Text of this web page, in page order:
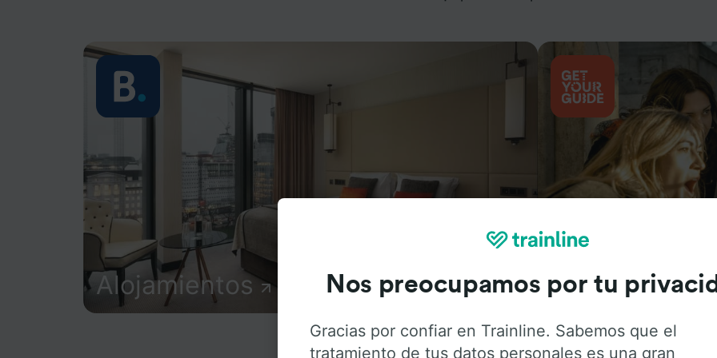
Alojamientos Actividades
Nos preocupamos por tu
Gracias por confiar en Trainline. Sabemos que el
tratamiento de tus datos personales es una gran